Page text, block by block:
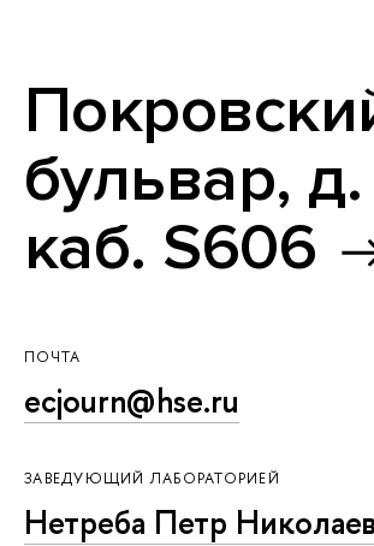
бульвар, д.
каб. S606
ПОЧТА
ecjourn@hse.ru
ЗАВЕДУЮЩИЙ ЛАБОРАТОРИЕЙ
Нетреба Петр